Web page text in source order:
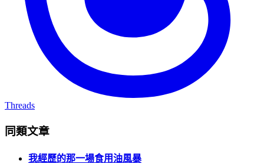
Threads
同類文章
我經歷的那一場食用油風暴